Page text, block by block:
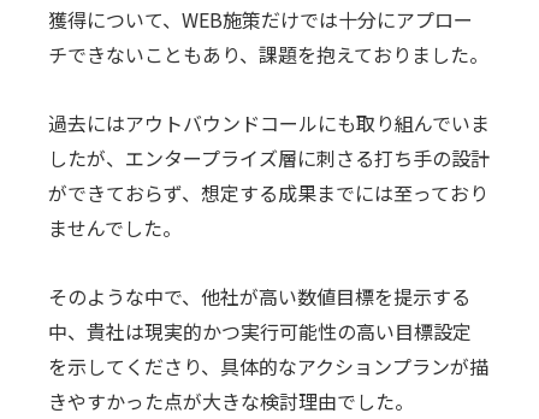
獲得について、WEB施策だけでは十分にアプロー
チできないこともあり、課題を抱えておりました。
過去にはアウトバウンドコールにも取り組んでいま
したが、エンタープライズ層に刺さる打ち手の設計
ができておらず、想定する成果までには至っており
ませんでした。
そのような中で、他社が高い数値目標を提示する
中、貴社は現実的かつ実行可能性の高い目標設定
を示してくださり、具体的なアクションプランが描
きやすかった点が大きな検討理由でした。